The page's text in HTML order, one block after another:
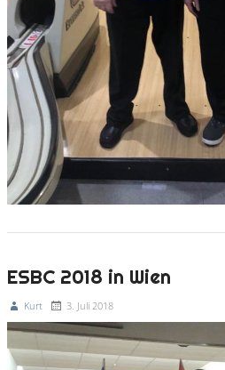
ESBC 2018 in Wien
Kurt 3. Juli 2018